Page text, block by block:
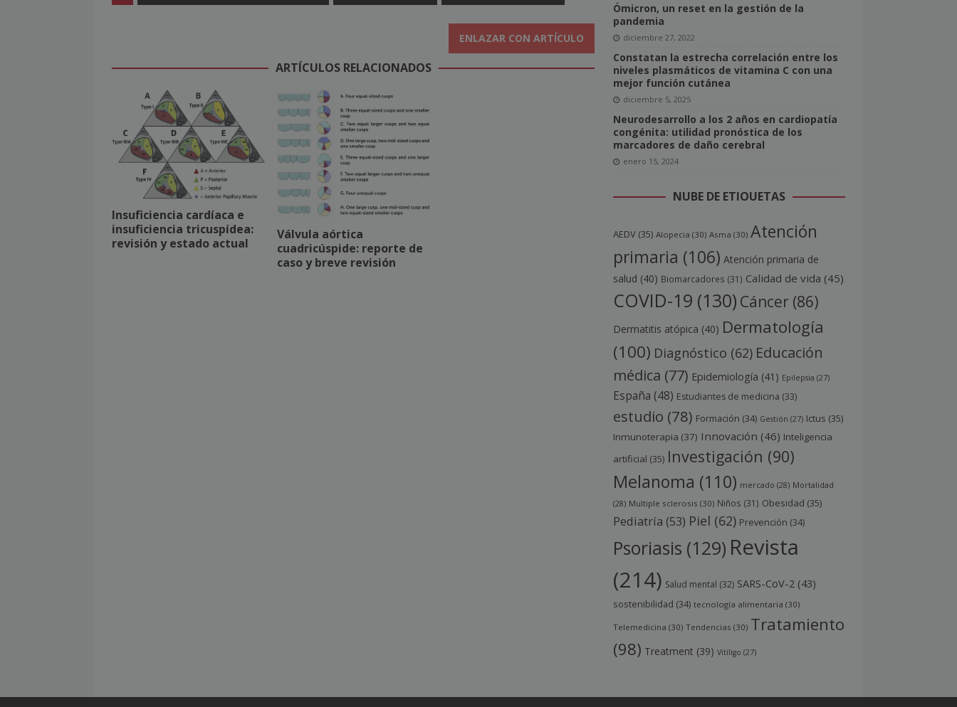
ENLAZAR CON ARTÍCULO
ARTÍCULOS RELACIONADOS
Insuficiencia cardíaca e
insuficiencia tricuspídea:
revisión y estado actual
Válvula aórtica
cuadricúspide: reporte de
caso y breve revisión
Ómicron, un reset en la gestión de la
pandemia
diciembre 27, 2022
Constatan la estrecha correlación entre los
niveles plasmáticos de vitamina C con una
mejor función cutánea
diciembre 5, 2025
Neurodesarrollo a los 2 años en cardiopatía
congénita: utilidad pronóstica de los
marcadores de daño cerebral
enero 15, 2024
NUBE DE ETIQUETAS
AEDV(35) Alopecia (30) Asma (30) Atención
primaria (106) Atención primaria de
salud (40) Biomarcadores (31) Calidad de vida (45)
COVID-19 (130) Cáncer(86)
Dermatitis atópica (40) Dermatología
(100) Diagnóstico (62) Educación
médica (77) Epidemiología (41) Epilepsia (27)
España (48) Estudiantes de medicina (33)
estudio (78) Formación (34) Gestión (27) Ictus (35)
Inmunoterapia (37) Innovación (46) Inteligencia
artificial (35) Investigación (90)
Melanoma (110) mercado (28) Mortalidad
(28) Multiple sclerosis (30) Niños (31) Obesidad (35)
Pediatría (53) Piel (62) Prevención (34)
Psoriasis (129) Revista
(214) Salud mental (32) SARS-CoV-2 (43)
sostenibilidad (34) tecnología alimentaria (30)
Telemedicina (30) Tendencias (30) Tratamiento
(98) Treatment (39) Vitíligo (27)